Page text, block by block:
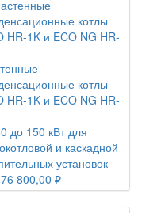
котлы
HR-1K и ECO NG HR-
до 150 кВт для
и каскадной
установок
800,00 ₽